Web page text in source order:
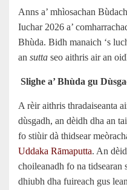
Anns a’ mhìosachan
Iuchar 2026 a’
Bhùda. Bidh manaich ‘s
an sutta seo aithris air an
Slighe a’ Bhùda gu
A rèir aithris thradaiseanta
dùsgadh, an dèidh dha an
fo stiùir dà thidsear
Uddaka Rāmaputta. An
choileanadh fo na tidsearan
dhiubh dha fuireach gus